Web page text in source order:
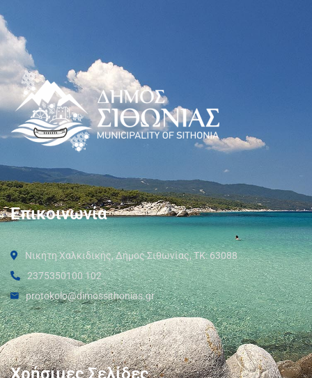
Επικοινωνία
Νικήτη Χαλκιδικής, Δήμος Σιθωνίας, ΤΚ: 63088
2375350100 102
protokolo@dimossithonias.gr
Χρήσιμες Σελίδες